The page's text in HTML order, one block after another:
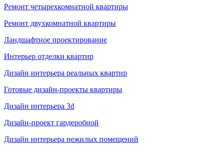
Ремонт четырехкомнатной квартиры
Ремонт двухкомнатной квартиры
Ландшафтное проектирование
Интерьер отделки квартир
Дизайн интерьера реальных квартир
Готовые дизайн-проекты квартиры
Дизайн интерьера 3d
Дизайн-проект гардеробной
Дизайн интерьера нежилых помещений